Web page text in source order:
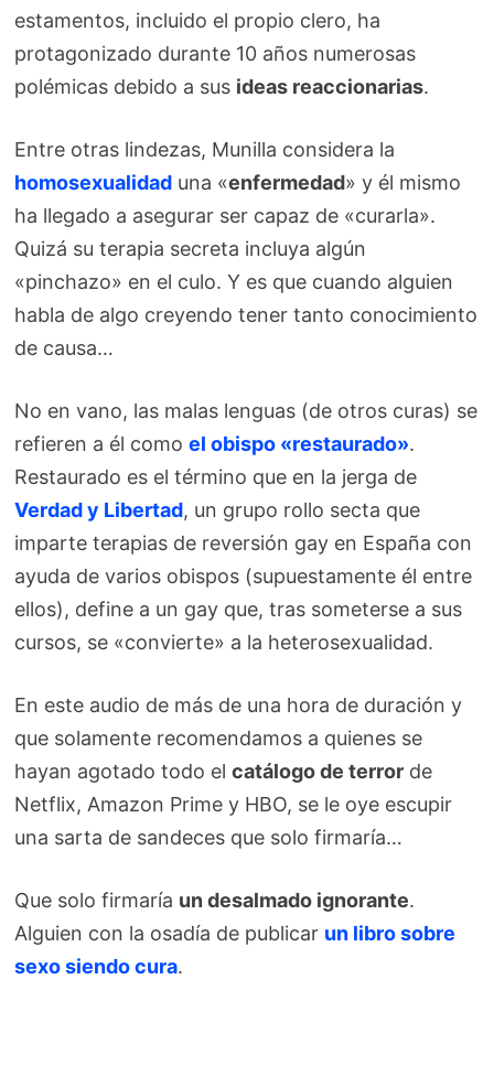
estamentos, incluido el propio clero, ha
protagonizado durante 10 años numerosas
polémicas debido a sus ideas reaccionarias.
Entre otras lindezas, Munilla considera la
homosexualidad una «enfermedad» y él mismo
ha llegado a asegurar ser capaz de «curarla».
Quizá su terapia secreta incluya algún
«pinchazo» en el culo. Y es que cuando alguien
habla de algo creyendo tener tanto conocimiento
de causa…
No en vano, las malas lenguas (de otros curas) se
refieren a él comoel obispo «restaurado».
Restaurado es el término que en la jerga de
Verdad y Libertad, un grupo rollo secta que
imparte terapias de reversión gay en España con
ayuda de varios obispos (supuestamente él entre
ellos), define a un gay que, tras someterse a sus
cursos, se «convierte» a la heterosexualidad.
En este audio de más de una hora de duración y
que solamente recomendamos a quienes se
hayan agotado todo elcatálogo de terror de
Netflix, Amazon Prime y HBO, se le oye escupir
una sarta de sandeces que solo firmaría…
Que solo firmaría un desalmado ignorante.
Alguien con la osadía de publicar un libro sobre
sexo siendo cura.